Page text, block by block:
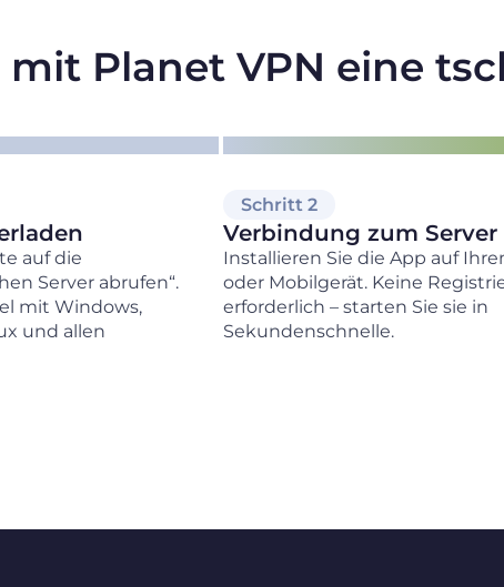
Planet VPN eine
auf die
Server abrufen“.
mit Windows,
und allen
Schritt 2
Verbindung zum Server
Installieren Sie die App auf
oder Mobilgerät. Keine
erforderlich – starten Sie sie in
Sekundenschnelle.